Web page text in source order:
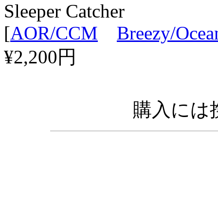
Sleeper Catcher
[AOR/CCM
Breezy/
¥2,200円
購入には